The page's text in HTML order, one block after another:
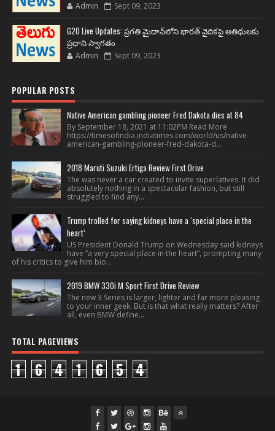
Admin Sept 09, 2023
G20 Live Updates: ప్రగతి మైదాన్‌లోని భారత్ వైదికపై అతిథులకు
ప్రధాని స్వాగతం
Admin Sept 09, 2023
POPULAR POSTS
Native American gambling pioneer Fred Dakota dies at 84
By September 18, 2021 at 11:02PM Read More
https://timesofindia.indiatimes.com/world/us/native-
american-gambling-pioneer-fred-dakota-d...
2018 Maruti Suzuki Ertiga Review First Drive
The was never a car created to invite superlatives. It did
absolutely nothing in a spectacular fashion, but still
struggled to find any...
Trump trolled for saying kidneys have a ‘special place in the
heart’
US President Donald Trump on Wednesday said kidneys
have “a very special place in the heart”, prompting many
of his critics to give him bio...
2019 BMW 330i M Sport First Drive Review
The new 3 Series is larger, lighter and far more pleasing
to your inner geek. But is that what really matters? After
all, even BMW define...
TOTAL PAGEVIEWS
1 6 4 1 6 5 4